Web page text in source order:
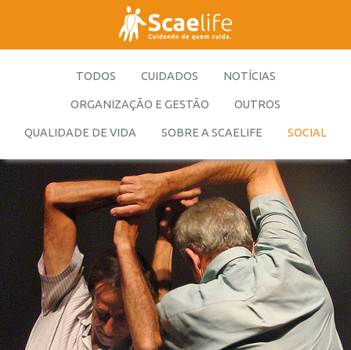
TODOS CUIDADOS NOTÍCIAS
ORGANIZAÇÃO E GESTÃO OUTROS
QUALIDADE DE VIDA SOBRE A SCAELIFE SOCIAL